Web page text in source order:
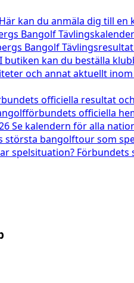
Här kan du anmäla dig till en
Bangolf
Bangolf
I butiken kan du beställa
och annat aktuellt
officiella resultat
officiella
Se kalendern för alla
största bangolftour som
spelsituation? Förbundets